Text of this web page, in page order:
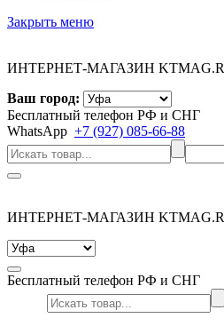
Закрыть меню
ИНТЕРНЕТ-МАГАЗИН
Ваш город:
Бесплатный телефон РФ и СНГ
WhatsApp +7 (927) 085-66-88
ИНТЕРНЕТ-МАГАЗИН
Бесплатный телефон РФ и СНГ